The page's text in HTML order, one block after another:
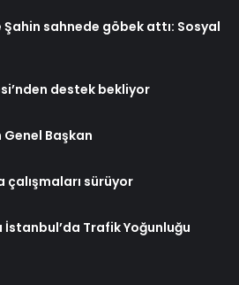
Şahin sahnede göbek attı: Sosyal
destek bekliyor
Genel Başkan
sürüyor
İstanbul’da Trafik Yoğunluğu